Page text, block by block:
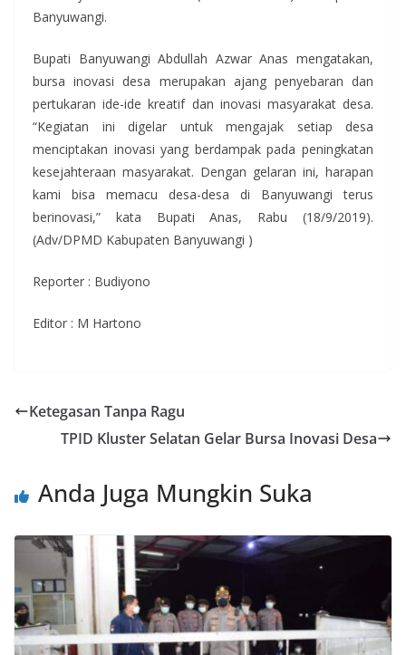
Banyuwangi.
Bupati Banyuwangi Abdullah Azwar Anas mengatakan,
bursa inovasi desa merupakan ajang penyebaran dan
pertukaran ide-ide kreatif dan inovasi masyarakat desa.
“Kegiatan ini digelar untuk mengajak setiap desa
menciptakan inovasi yang berdampak pada peningkatan
kesejahteraan masyarakat. Dengan gelaran ini, harapan
kami bisa memacu desa-desa di Banyuwangi terus
berinovasi,” kata Bupati Anas, Rabu (18/9/2019).
(Adv/DPMD Kabupaten Banyuwangi )
Reporter : Budiyono
Editor : M Hartono
Ketegasan Tanpa Ragu
TPID Kluster Selatan Gelar Bursa Inovasi Desa
Anda Juga Mungkin Suka